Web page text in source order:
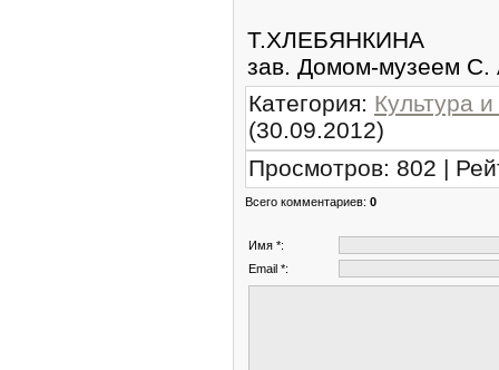
Т.ХЛЕБЯНКИНА
зав. Домом-музеем С.
Категория: Культура
(30.09.2012)
Просмотров: 802 |
Всего комментариев: 0
Имя *:
Email *: